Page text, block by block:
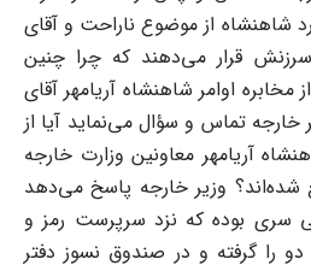
شاهنشاه از موضوع ناراحت و آقاى
قرار مى‌دهند که چرا چنین
اوامر شاهنشاه آریامهر آقاى
خارجه تماس و سؤال مى‌نماید آیا از
آریامهر معاونین وزارت خارجه
وزیر خارجه پاسخ مى‌دهد
سرى بوده که نزد سرپرست رمز و
را گرفته و در صندوق نسوز دفتر